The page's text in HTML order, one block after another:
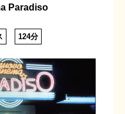
Paradiso
124分